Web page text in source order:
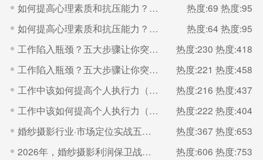
如何提高心理素质和抗压能力？（二）
热度:69 热度:95
如何提高心理素质和抗压能力？（一）
热度:64 热度:95
工作陷入瓶颈？五大步骤让你突破（二）
热度:230 热度:418
工作陷入瓶颈？五大步骤让你突破（一）
热度:221 热度:458
工作中该如何提高个人执行力（二）
热度:216 热度:437
工作中该如何提高个人执行力（一）
热度:222 热度:404
婚纱摄影行业·市场定位实战五步法
热度:367 热度:653
2026年，婚纱摄影利润保卫战的核心是“控成本
热度:606 热度:753